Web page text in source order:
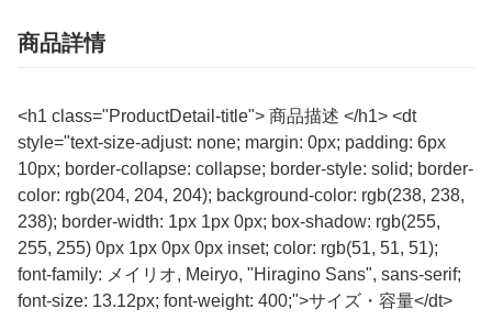
商品詳情
<h1 class="ProductDetail-title"> 商品描述 </h1> <dt
style="text-size-adjust: none; margin: 0px; padding: 6px
10px; border-collapse: collapse; border-style: solid; border-
color: rgb(204, 204, 204); background-color: rgb(238, 238,
238); border-width: 1px 1px 0px; box-shadow: rgb(255,
255, 255) 0px 1px 0px 0px inset; color: rgb(51, 51, 51);
font-family: メイリオ, Meiryo, "Hiragino Sans", sans-serif;
font-size: 13.12px; font-weight: 400;">サイズ・容量</dt>